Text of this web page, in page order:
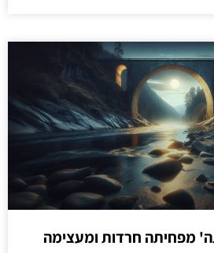
מפחיתה חרדות ומעצימה